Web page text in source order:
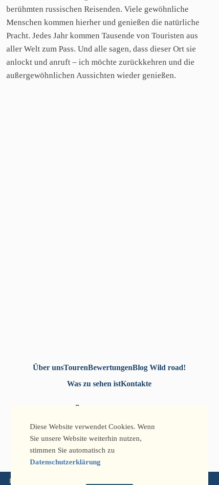
berühmten russischen Reisenden. Viele gewöhnliche
Menschen kommen hierher und genießen die natürliche
Pracht. Jedes Jahr kommen Tausende von Touristen aus
aller Welt zum Pass. Und alle sagen, dass dieser Ort sie
anlockt und anruft – ich möchte zurückkehren und die
außergewöhnlichen Aussichten wieder genießen.
Über unsTourenBewertungenBlog Wild road!
Was zu sehen istKontakte
Datenschutzerklärung
Diese Website verwendet Cookies. Wenn
Sie unsere Website weiterhin nutzen,
stimmen Sie automatisch zu
Datenschutzerklärung